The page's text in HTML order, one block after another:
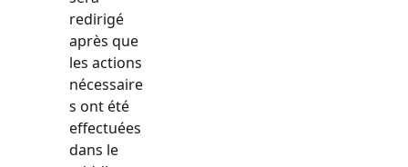
redirigé
après que
les actions
nécessaire
s ont été
effectuées
dans le